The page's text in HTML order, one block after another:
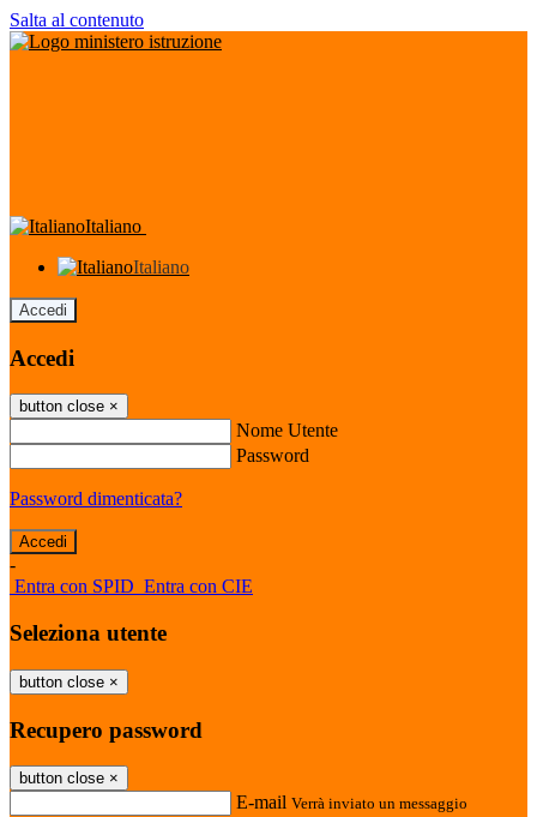
Salta al contenuto
Italiano
Italiano
Accedi
Accedi
button close ×
Nome Utente
Password
Password dimenticata?
-
Entra con SPID Entra con CIE
Seleziona utente
button close ×
Recupero password
button close ×
E-mail Verrà inviato un messaggio